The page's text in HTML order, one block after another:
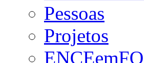
Pessoas
Projetos